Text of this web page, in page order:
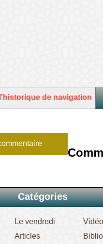
de navigation
Catégories
Vidéo
Le vendredi
Articles